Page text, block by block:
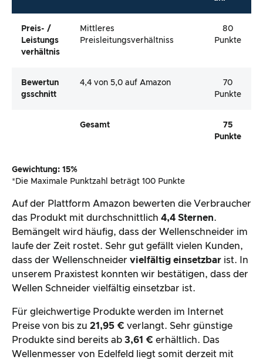
Preis- /
Leistungs
Verhältnis
Mittleres
Preisleitungsverhältniss
80
Punkte
Bewertun
Gsschnitt
4,4 von 5,0 auf Amazon
70
Punkte
Gesamt
75
Punkte
Gewichtung: 15%
*Die Maximale Punktzahl beträgt 100 Punkte
Auf der Plattform Amazon bewerten die Verbraucher
das Produkt mit durchschnittlich 4,4 Sternen.
Bemängelt wird häufig, dass der Wellenschneider im
laufe der Zeit rostet. Sehr gut gefällt vielen Kunden,
dass der Wellenschneider vielfältig einsetzbar ist. In
unserem Praxistest konnten wir bestätigen, dass der
Wellen Schneider vielfältig einsetzbar ist.
Für gleichwertige Produkte werden im Internet
Preise von bis zu 21,95 € verlangt. Sehr günstige
Produkte sind bereits ab 3,61 € erhältlich. Das
Wellenmesser von Edelfeld liegt somit derzeit mit